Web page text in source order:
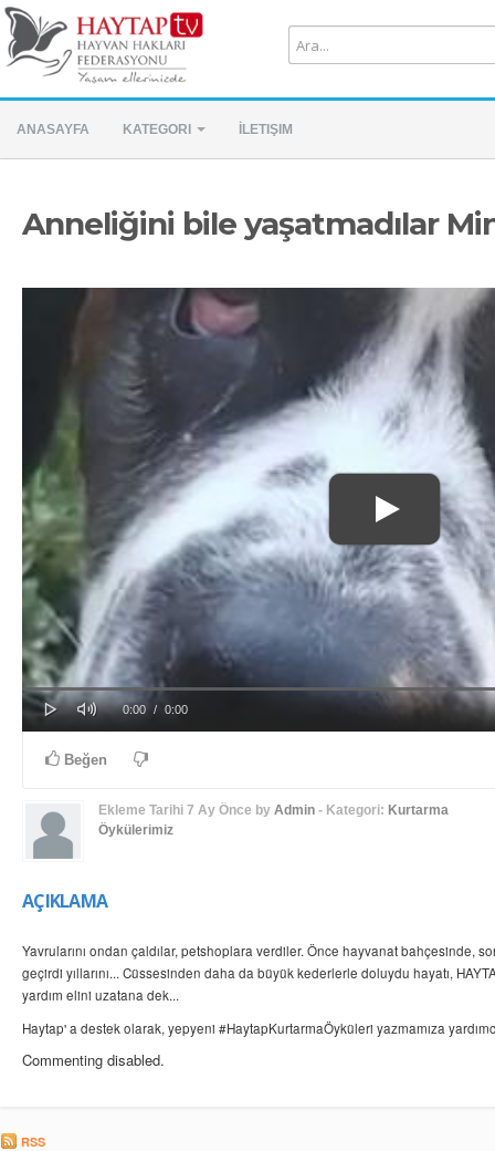
ANASAYFA KATEGORI İLETIŞIM
Anneliğini bile yaşatmadılar
Play Mute
Current
0:00 / Duration
0:00
Beğen
Ekleme Tarihi 7 Ay Önce by Admin- Kategori: Kurtarma
Öykülerimiz
AÇIKLAMA
Yavrularını ondan çaldılar, petshoplara verdiler. Önce hayvanat bahçesinde,
geçirdi yıllarını... Cüssesinden daha da büyük kederlerle doluydu hayatı,
yardım elini uzatana dek...
Haytap' a destek olarak, yepyeni #HaytapKurtarmaÖyküleri yazmamıza
Commenting disabled.
RSS